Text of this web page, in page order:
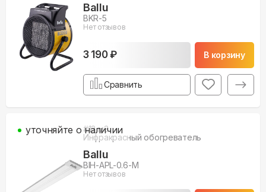
Ballu
BKR-5
Нет отзывов
3 190 ₽ В корзину
Сравнить
#12м3
Инфракрасный обогреватель
Ballu
BIH-APL-0.6-M
Нет отзывов
уточняйте о наличии